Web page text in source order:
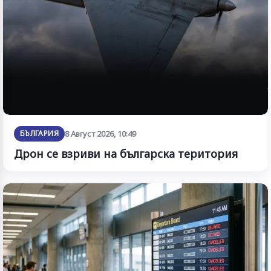
БЪЛГАРИЯ 8 Август 2026, 10:49
Дрон се взриви на българска територия